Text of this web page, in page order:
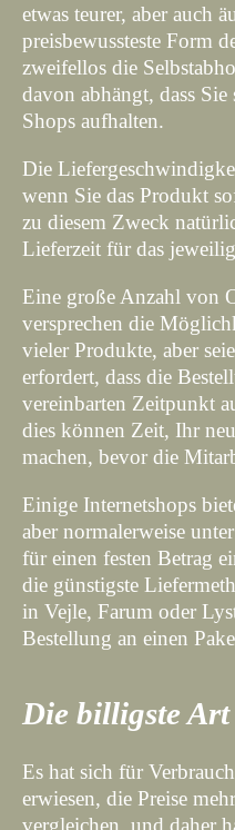
etwas teurer, aber auch
preisbewussteste Form
zweifellos die
davon abhängt, dass
Shops aufhalten.
Die
wenn Sie das Produkt
zu diesem Zweck
Lieferzeit für das
Eine große Anzahl von
versprechen die
vieler Produkte, aber
erfordert, dass die
vereinbarten Zeitpunkt
dies können Zeit, Ihr
machen, bevor die
Einige Internetshops
aber normalerweise
für einen festen Betrag
die günstigste
in Vejle, Farum oder
Bestellung an einen
Die billigste
Es hat sich für
erwiesen, die Preise
vergleichen, und daher